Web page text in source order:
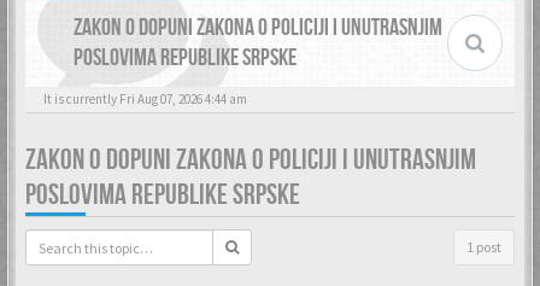
ZAKON O DOPUNI ZAKONA O POLICIJI I UNUTRASNJIM
POSLOVIMA REPUBLIKE SRPSKE
It is currently Fri Aug 07, 2026 4:44 am
ZAKON O DOPUNI ZAKONA O POLICIJI I UNUTRASNJIM
POSLOVIMA REPUBLIKE SRPSKE
1 post